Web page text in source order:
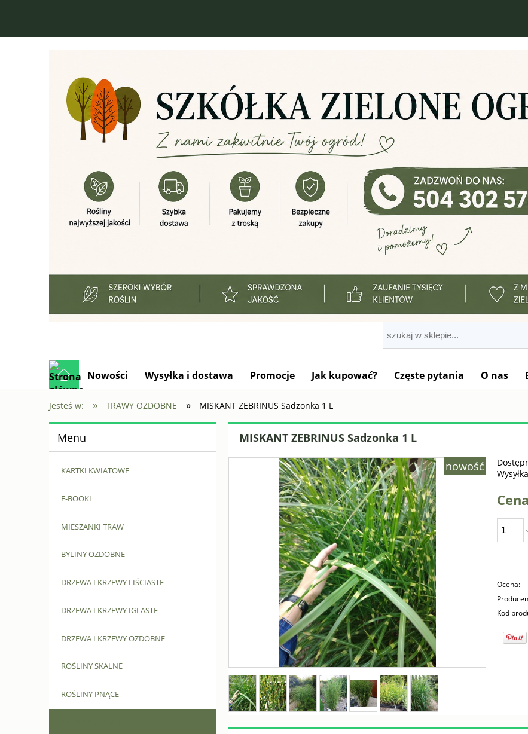
Nowości Wysyłka i dostawa Promocje Jak kupować? Częste pytania O nas
Jesteś w: » TRAWY OZDOBNE » MISKANT ZEBRINUS Sadzonka 1 L
Menu
KARTKI KWIATOWE
E-BOOKI
MIESZANKI TRAW
BYLINY OZDOBNE
DRZEWA I KRZEWY LIŚCIASTE
DRZEWA I KRZEWY IGLASTE
DRZEWA I KRZEWY OZDOBNE
ROŚLINY SKALNE
ROŚLINY PNĄCE
MISKANT ZEBRINUS Sadzonka 1 L
nowość
Ocena:
Kod